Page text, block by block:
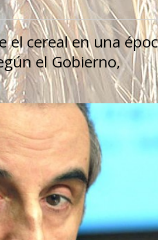
el cereal en una
el Gobierno,